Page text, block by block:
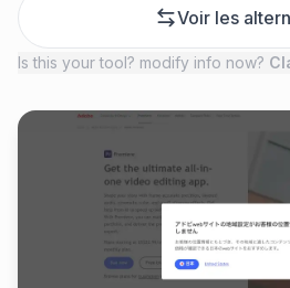
Voir les
Is this your tool? modify info now?